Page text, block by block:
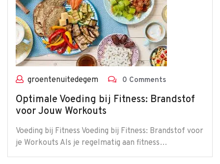
groentenuitedegem 0 Comments
Optimale Voeding bij Fitness: Brandstof
voor Jouw Workouts
Voeding bij Fitness Voeding bij Fitness: Brandstof voor
je Workouts Als je regelmatig aan fitness…